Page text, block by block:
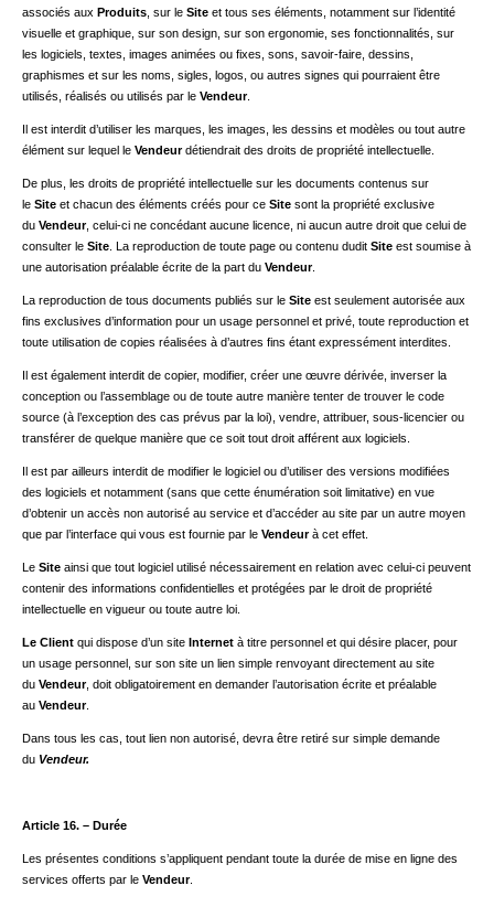
associés aux Produits , sur le Site et tous ses éléments, notamment sur l’identité
visuelle et graphique, sur son design, sur son ergonomie, ses fonctionnalités, sur
les logiciels, textes, images animées ou fixes, sons, savoir-faire, dessins,
graphismes et sur les noms, sigles, logos, ou autres signes qui pourraient être
utilisés, réalisés ou utilisés par le Vendeur.
Il est interdit d’utiliser les marques, les images, les dessins et modèles ou tout autre
élément sur lequel le Vendeurdétiendrait des droits de propriété intellectuelle.
De plus, les droits de propriété intellectuelle sur les documents contenus sur
le Site et chacun des éléments créés pour ce Site sont la propriété exclusive
du Vendeur, celui-ci ne concédant aucune licence, ni aucun autre droit que celui de
consulter le Site . La reproduction de toute page ou contenu dudit Site est soumise à
une autorisation préalable écrite de la part du Vendeur.
La reproduction de tous documents publiés sur le Site est seulement autorisée aux
fins exclusives d’information pour un usage personnel et privé, toute reproduction et
toute utilisation de copies réalisées à d’autres fins étant expressément interdites.
Il est également interdit de copier, modifier, créer une œuvre dérivée, inverser la
conception ou l’assemblage ou de toute autre manière tenter de trouver le code
source (à l’exception des cas prévus par la loi), vendre, attribuer, sous-licencier ou
transférer de quelque manière que ce soit tout droit afférent aux logiciels.
Il est par ailleurs interdit de modifier le logiciel ou d’utiliser des versions modifiées
des logiciels et notamment (sans que cette énumération soit limitative) en vue
d’obtenir un accès non autorisé au service et d’accéder au site par un autre moyen
que par l’interface qui vous est fournie par le Vendeurà cet effet.
Le Site ainsi que tout logiciel utilisé nécessairement en relation avec celui-ci peuvent
contenir des informations confidentielles et protégées par le droit de propriété
intellectuelle en vigueur ou toute autre loi.
Le Client qui dispose d’un site Internet à titre personnel et qui désire placer, pour
un usage personnel, sur son site un lien simple renvoyant directement au site
du Vendeur, doit obligatoirement en demander l’autorisation écrite et préalable
au Vendeur.
Dans tous les cas, tout lien non autorisé, devra être retiré sur simple demande
du Vendeur.
Article 16. – Durée
Les présentes conditions s’appliquent pendant toute la durée de mise en ligne des
services offerts par le Vendeur.